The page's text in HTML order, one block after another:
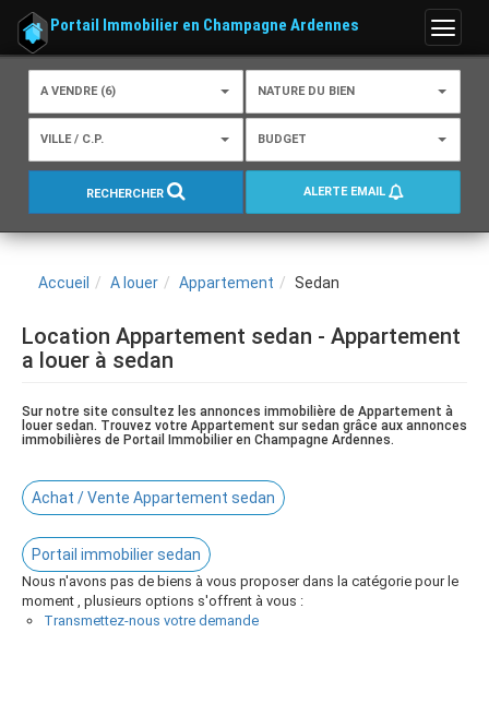
Menu
Portail Immobilier en Champagne Ardennes
A VENDRE (6) NATURE DU BIEN
VILLE / C.P. BUDGET
RECHERCHER ALERTE EMAIL
Accueil A louer Appartement Sedan
Location Appartement sedan - Appartement
a louer à sedan
Sur notre site consultez les annonces immobilière de Appartement à
louer sedan. Trouvez votre Appartement sur sedan grâce aux annonces
immobilières de Portail Immobilier en Champagne Ardennes.
Achat / Vente Appartement sedan
Portail immobilier sedan
Nous n'avons pas de biens à vous proposer dans la catégorie pour le
moment , plusieurs options s'offrent à vous :
Transmettez-nous votre demande